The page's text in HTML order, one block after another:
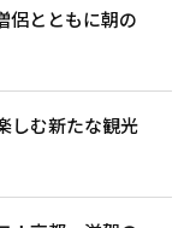
侶とともに朝の
しむ新たな観光